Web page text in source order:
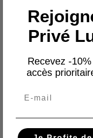
Privé
Recevez -
accès